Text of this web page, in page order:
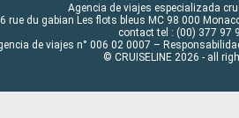
Agencia de viajes especializada
rue du gabian Les flots bleus MC 98 000
contact tel : (00) 377 97
de viajes n° 006 02 0007 –
© CRUISELINE 2026 - all